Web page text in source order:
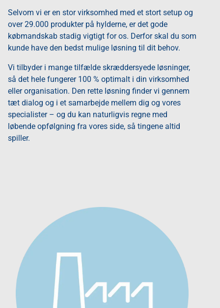
Selvom vi er en stor virksomhed med et stort setup og
over 29.000 produkter på hylderne, er det gode
købmandskab stadig vigtigt for os. Derfor skal du som
kunde have den bedst mulige løsning til dit behov.
Vi tilbyder i mange tilfælde skræddersyede løsninger,
så det hele fungerer 100 % optimalt i din virksomhed
eller organisation. Den rette løsning finder vi gennem
tæt dialog og i et samarbejde mellem dig og vores
specialister – og du kan naturligvis regne med
løbende opfølgning fra vores side, så tingene altid
spiller.